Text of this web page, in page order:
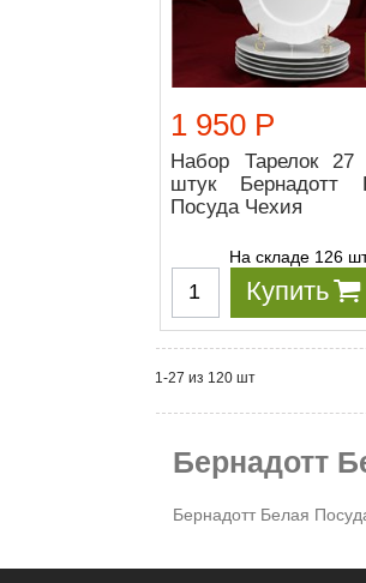
1 950 Р
Набор Тарелок
штук Бернадотт
Посуда Чехия
На складе 126
Купить
1-27 из 120 шт
Бернадотт
Бернадотт Белая